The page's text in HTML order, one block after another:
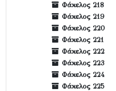
Φάκελος 218
Φάκελος 219
Φάκελος 220
Φάκελος 221
Φάκελος 222
Φάκελος 223
Φάκελος 224
Φάκελος 225